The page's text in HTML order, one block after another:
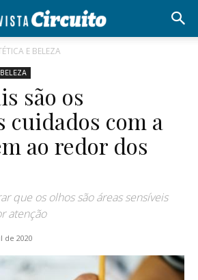
E BELEZA
são os
com a
ao redor dos
que os olhos são áreas sensíveis
atenção
de 2020